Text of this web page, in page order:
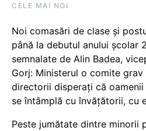
CELE MAI NOI
Noi comasări de clase și
până la debutul anului școlar
semnalate de Alin Badea,
Gorj: Ministerul o comite grav
directorii disperați că
se întâmplă cu învățătorii, cu
Peste jumătate dintre minorii